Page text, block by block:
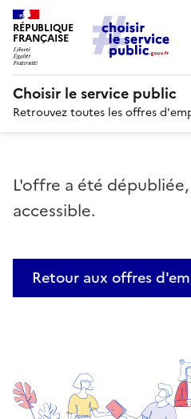
RÉPUBLIQUE
FRANÇAISE
Choisir le service public
Retrouvez toutes les offres
L'offre a été
accessible.
Retour aux offres